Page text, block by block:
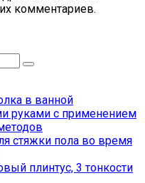
комментариев.
в ванной
руками с применением
стяжки пола во время
плинтус, 3 тонкости